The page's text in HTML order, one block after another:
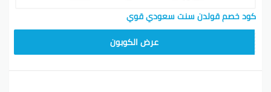
كود خصم قولدن سنت سعودي قوي
عرض الكوبون